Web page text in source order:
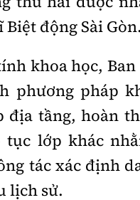
Biệt động Sài Gòn.
khoa học, Ban
phương pháp
địa tầng, hoàn
lớp khác
tác xác định
lịch sử.